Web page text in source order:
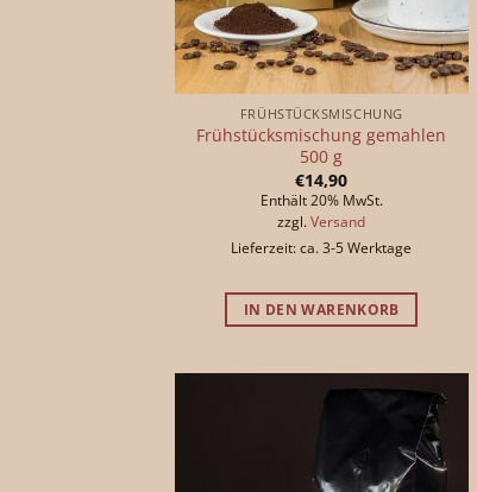
FRÜHSTÜCKSMISCHUNG
Frühstücksmischung gemahlen
500 g
€14,90
Enthält 20% MwSt.
zzgl.Versand
Lieferzeit: ca. 3-5 Werktage
IN DEN WARENKORB